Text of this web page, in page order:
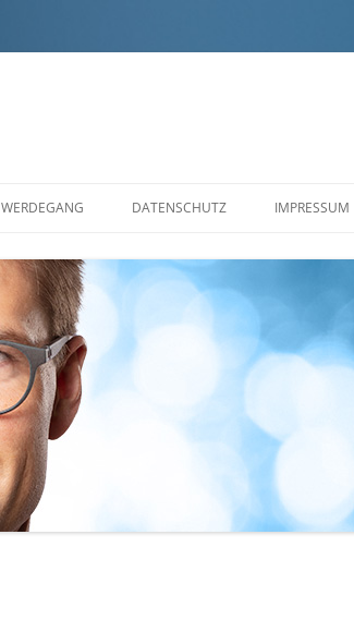
Inhalt
WERDEGANG DATENSCHUTZ IMPRESSUM